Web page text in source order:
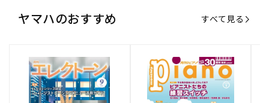
ヤマハのおすすめ すべて見る